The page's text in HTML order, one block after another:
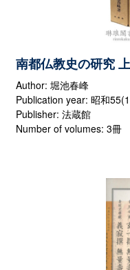
南都仏教史の研究
Author: 堀池春峰
Publication year: 昭和
Publisher: 法蔵館
Number of volumes: 3冊